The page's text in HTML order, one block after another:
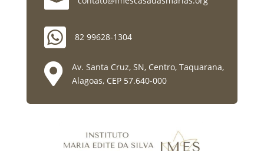
 82 99628-1304

Av. Santa Cruz, SN, Centro, Taquarana,
Alagoas, CEP 57.640-000